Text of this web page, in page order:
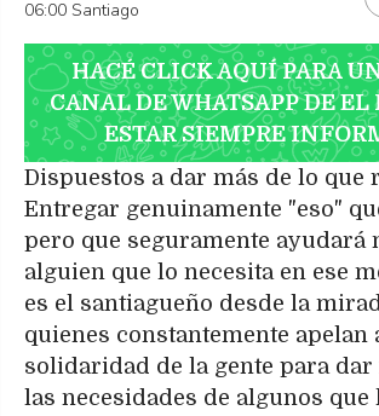
06:00 Santiago
HACÉ CLICK AQUÍ PARA
CANAL DE WHATSAPP DE EL
ESTAR SIEMPRE
Dispuestos a dar más de lo que
Entregar genuinamente "eso"
pero que seguramente ayudará
alguien que lo necesita en ese
es el santiagueño desde la
quienes constantemente apelan
solidaridad de la gente para dar
las necesidades de algunos que